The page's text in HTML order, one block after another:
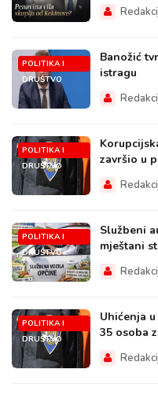
POLITIKA I
DRUŠTVO
Banožić
istragu
POLITIKA I
DRUŠTVO
završio u
POLITIKA I
DRUŠTVO
Službeni
mještani
POLITIKA I
DRUŠTVO
Uhićenja
35 osoba